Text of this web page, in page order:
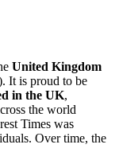
United Kingdom
It is proud to be
in the UK,
the world
Times was
Over time, the